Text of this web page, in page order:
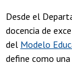
Desde el
docencia de
del Modelo
define como